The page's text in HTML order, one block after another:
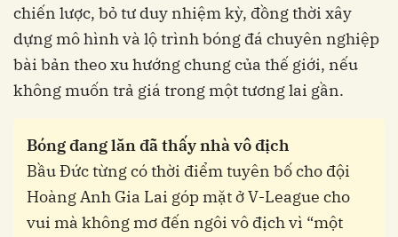
chiến lược, bỏ tư duy nhiệm kỳ, đồng thời xây
dựng mô hình và lộ trình bóng đá chuyên nghiệp
bài bản theo xu hướng chung của thế giới, nếu
không muốn trả giá trong một tương lai gần.
Bóng đang lăn đã thấy nhà vô địch
Bầu Đức từng có thời điểm tuyên bố cho đội
Hoàng Anh Gia Lai góp mặt ở V-League cho
vui mà không mơ đến ngôi vô địch vì “một